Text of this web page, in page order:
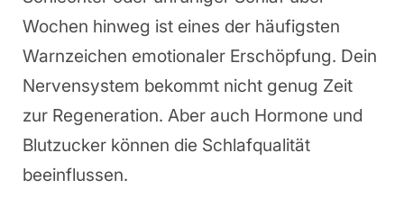
Wochen hinweg ist eines der häufigsten
Warnzeichen emotionaler Erschöpfung. Dein
Nervensystem bekommt nicht genug Zeit
zur Regeneration. Aber auch Hormone und
Blutzucker können die Schlafqualität
beeinflussen.